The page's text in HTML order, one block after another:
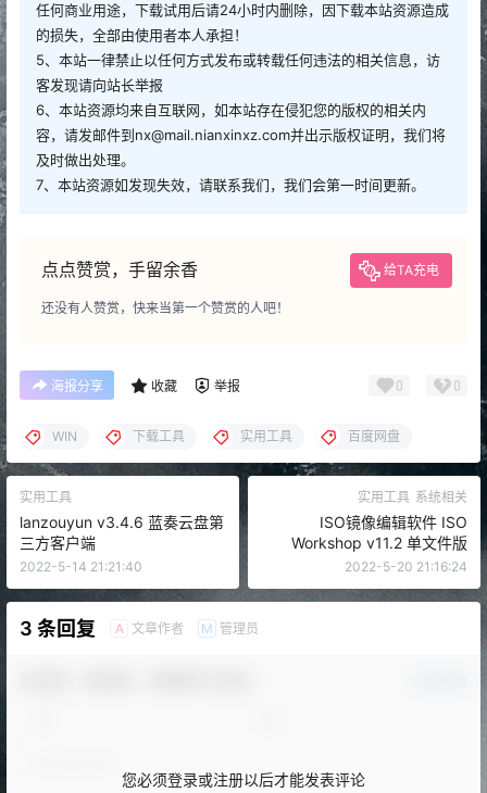
任何商业用途，下载试用后请24小时内删除，因下载本站资源造成
的损失，全部由使用者本人承担！
5、本站一律禁止以任何方式发布或转载任何违法的相关信息，访
客发现请向站长举报
6、本站资源均来自互联网，如本站存在侵犯您的版权的相关内
容，请发邮件到nx@mail.nianxinxz.com并出示版权证明，我们将
及时做出处理。
7、本站资源如发现失效，请联系我们，我们会第一时间更新。
点点赞赏，手留余香 给TA充电
还没有人赞赏，快来当第一个赞赏的人吧！
海报分享 收藏 举报 0 0
WIN 下载工具 实用工具 百度网盘
实用工具
lanzouyun v3.4.6 蓝奏云盘第
三方客户端
2022-5-14 21:21:40
实用工具 系统相关
ISO镜像编辑软件 ISO
Workshop v11.2 单文件版
2022-5-20 21:16:24
3 条回复 A 文章作者 M 管理员
您必须登录或注册以后才能发表评论